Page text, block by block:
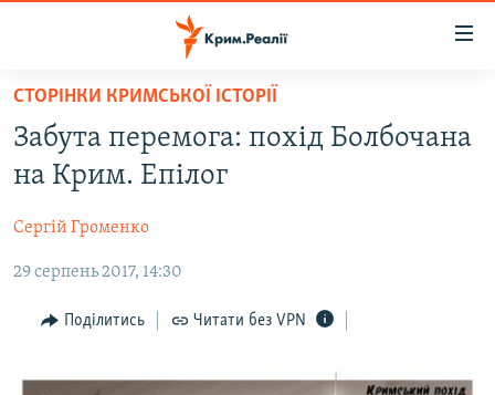
Перейти
основного
матеріалу
Перейти
до
навігації
Перейти
НОВИНИ
ВОДА.КРИМ
ВІДЕО ТА ФОТО
ПОЛІТИКА
БЛОГИ
ПОГЛЯД
СТОРІНКИ КРИМСЬКОЇ ІСТОРІЇ
Забута перемога: похід Болбочана
на Крим. Епілог
Сергій Громенко
29 серпень 2017, 14:30
Поділитись Читати без VPN